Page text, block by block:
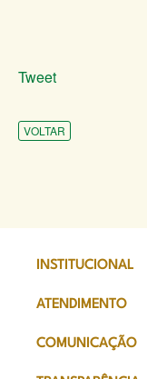
Tweet
VOLTAR
INSTITUCIONAL
ATENDIMENTO
COMUNICAÇÃO